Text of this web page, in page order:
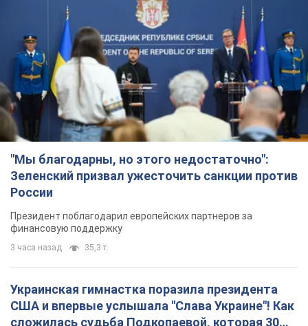
"Мы благодарны, но этого недостаточно":
Зеленский призвал ужесточить санкции против
России
Президент поблагодарил европейских партнеров за
финансовую поддержку
3 часа назад 35,3 т.
Украинская гимнастка поразила президента
США и впервые услышала "Слава Украине"! Как
сложилась судьба Подкопаевой, которая 30